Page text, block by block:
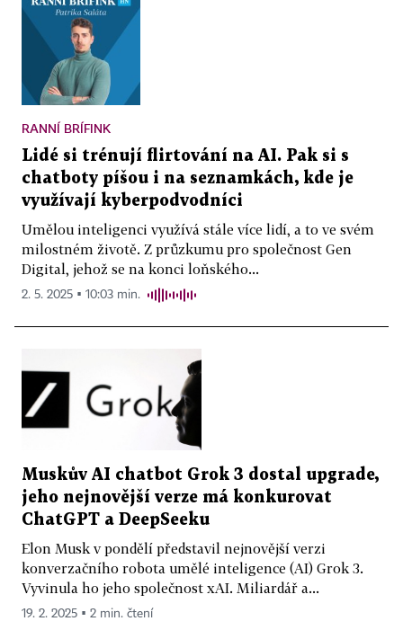
RANNÍ BRÍFINK
Lidé si trénují flirtování na AI. Pak si s
chatboty píšou i na seznamkách, kde je
využívají kyberpodvodníci
Umělou inteligenci využívá stále více lidí, a to ve svém
milostném životě. Z průzkumu pro společnost Gen
Digital, jehož se na konci loňského...
2. 5. 2025 ▪ 10:03 min.
Muskův AI chatbot Grok 3 dostal upgrade,
jeho nejnovější verze má konkurovat
ChatGPT a DeepSeeku
Elon Musk v pondělí představil nejnovější verzi
konverzačního robota umělé inteligence (AI) Grok 3.
Vyvinula ho jeho společnost xAI. Miliardář a...
19. 2. 2025 ▪ 2 min. čtení